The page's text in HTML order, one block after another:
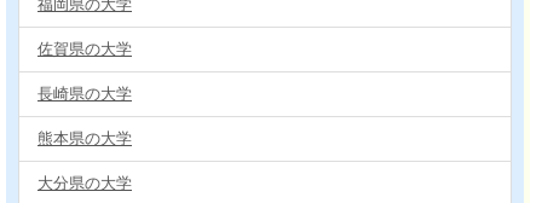
福岡県の大学
佐賀県の大学
長崎県の大学
熊本県の大学
大分県の大学